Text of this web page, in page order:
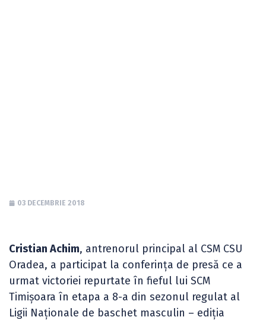
03 DECEMBRIE 2018
Cristian Achim, antrenorul principal al CSM CSU
Oradea, a participat la conferința de presă ce a
urmat victoriei repurtate în fieful lui SCM
Timișoara în etapa a 8-a din sezonul regulat al
Ligii Naționale de baschet masculin – ediția